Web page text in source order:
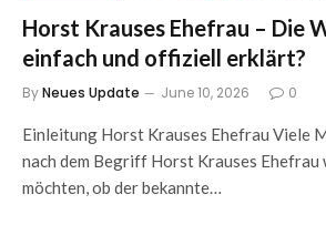
Horst Krauses Ehefrau – Die
einfach und offiziell erklärt?
ByNeues Update June 10, 2026 0
Einleitung Horst Krauses Ehefrau Viele
nach dem Begriff Horst Krauses Ehefrau
möchten, ob der bekannte…